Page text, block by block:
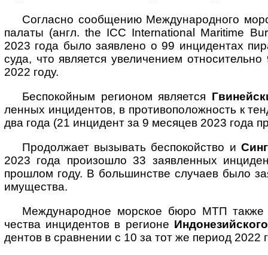
Согласно сообщению Международного
палаты (англ. the ICC Inter­national Mari­time
2023 года было заяв­лено о 99 инци­ден­тах
суда, что явля­ется увели­чением
2022 году.
Беспокойным регионом является
ленных инци­дентов, в проти­вополож­ность к
два года (21 инци­дент за 9 меся­цев 2023 года
Продолжает вызывать беспокойство и
2023 года прои­зошло 33 заяв­ленных
прошлом году. В большин­стве слу­чаев было
иму­щества.
Международное морское бюро МТП также
чества инци­ден­тов в регионе
дентов в срав­нении с 10 за тот же период 2022